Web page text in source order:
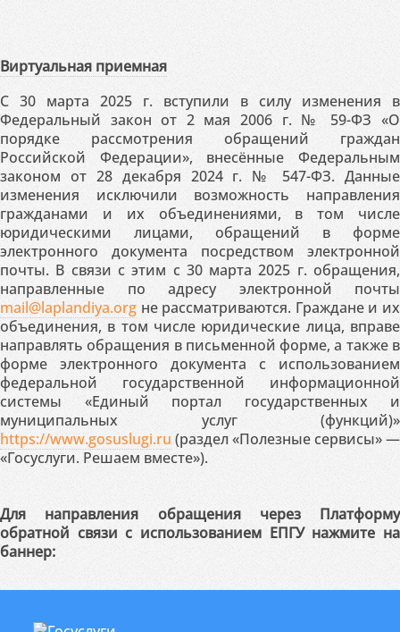
Виртуальная приемная
С 30 марта 2025 г. вступили в силу изменения в
Федеральный закон от 2 мая 2006 г. № 59-ФЗ «О
порядке рассмотрения обращений граждан
Российской Федерации», внесённые Федеральным
законом от 28 декабря 2024 г. № 547-ФЗ. Данные
изменения исключили возможность направления
гражданами и их объединениями, в том числе
юридическими лицами, обращений в форме
электронного документа посредством электронной
почты. В связи с этим с 30 марта 2025 г. обращения,
направленные по адресу электронной почты
mail@laplandiya.org не рассматриваются. Граждане и их
объединения, в том числе юридические лица, вправе
направлять обращения в письменной форме, а также в
форме электронного документа с использованием
федеральной государственной информационной
системы «Единый портал государственных и
муниципальных услуг (функций)»
https://www.gosuslugi.ru (раздел «Полезные сервисы» —
«Госуслуги. Решаем вместе»).
Для направления обращения через Платформу
обратной связи с использованием ЕПГУ нажмите на
баннер: